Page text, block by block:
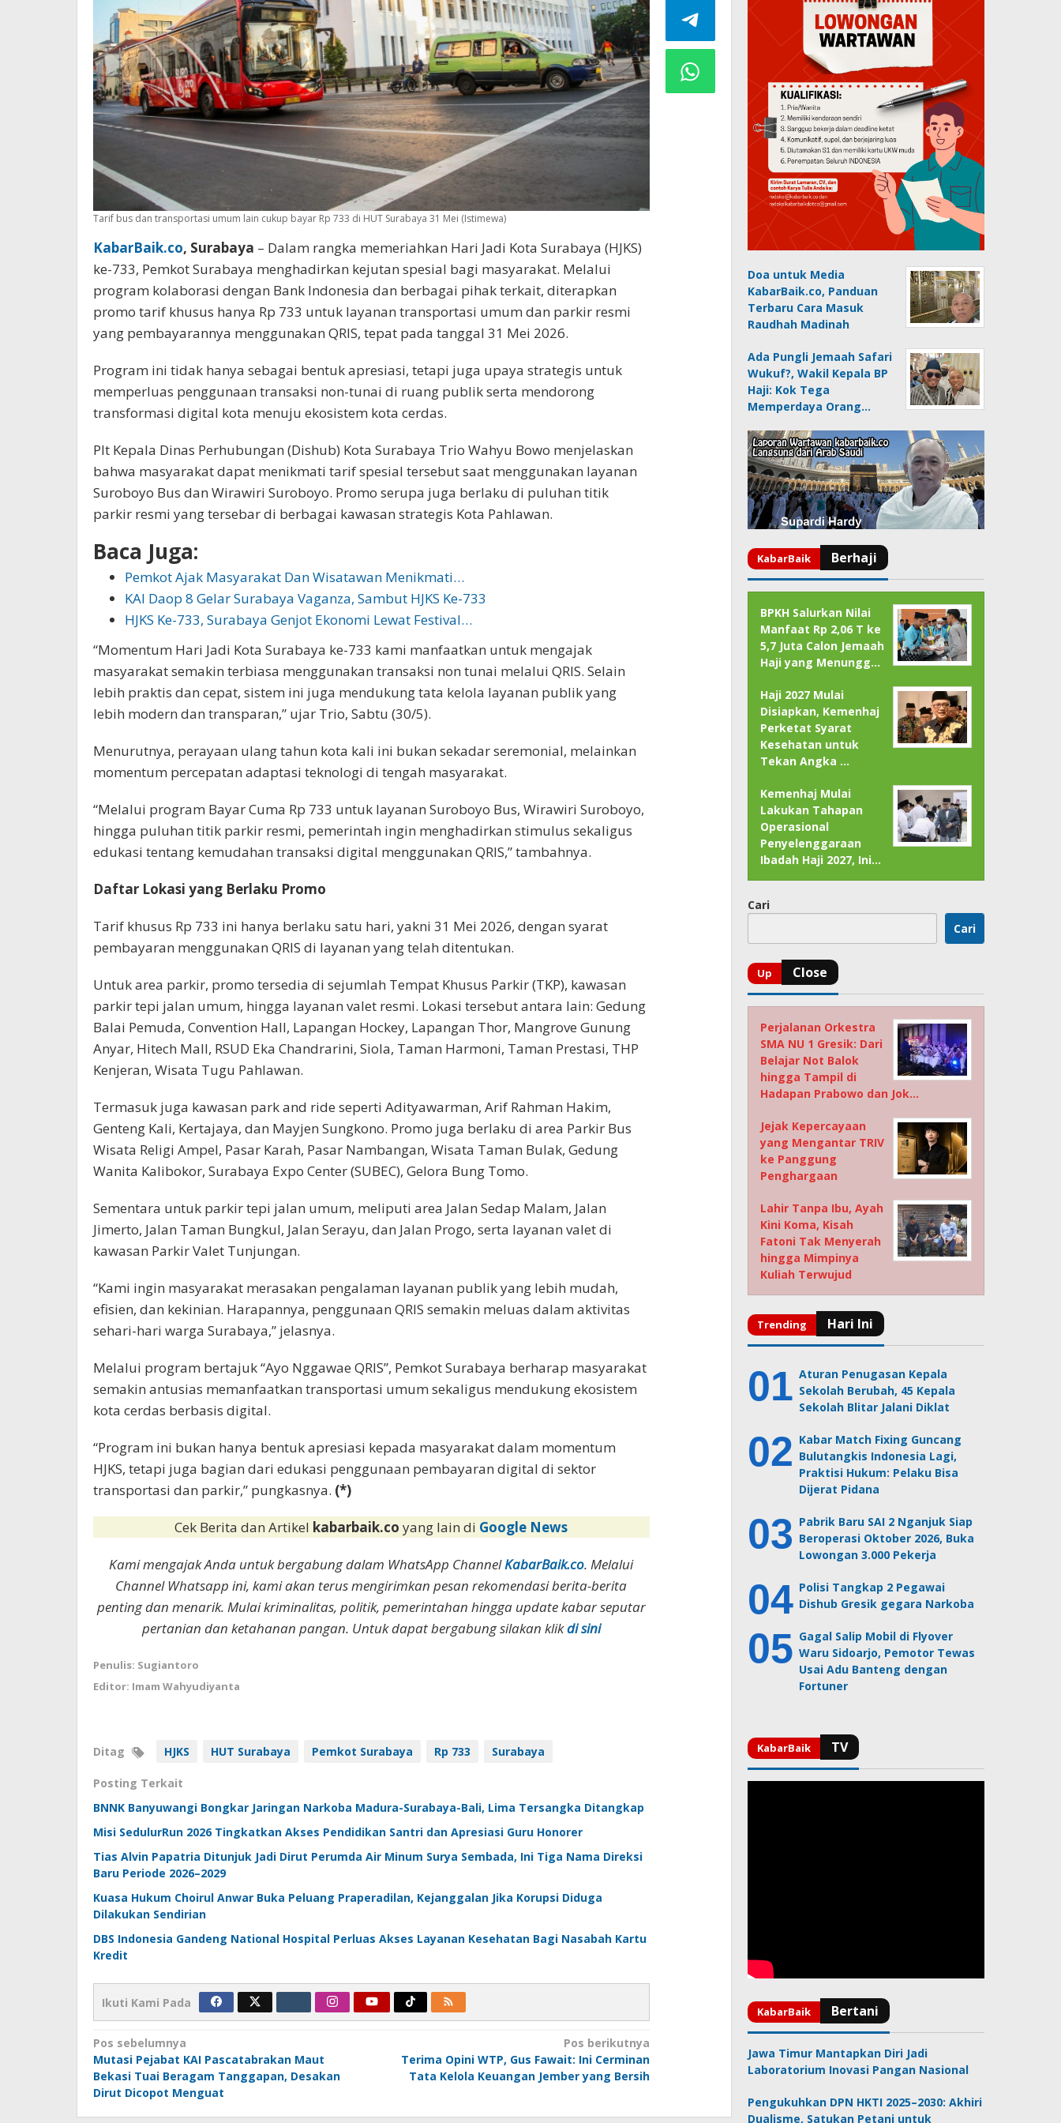
Tarif bus dan transportasi umum lain cukup bayar Rp 733 di HUT Surabaya 31 Mei (Istimewa)
KabarBaik.co, Surabaya – Dalam rangka memeriahkan Hari Jadi Kota Surabaya (HJKS)
ke-733, Pemkot Surabaya menghadirkan kejutan spesial bagi masyarakat. Melalui
program kolaborasi dengan Bank Indonesia dan berbagai pihak terkait, diterapkan
promo tarif khusus hanya Rp 733 untuk layanan transportasi umum dan parkir resmi
yang pembayarannya menggunakan QRIS, tepat pada tanggal 31 Mei 2026.
Program ini tidak hanya sebagai bentuk apresiasi, tetapi juga upaya strategis untuk
memperluas penggunaan transaksi non-tunai di ruang publik serta mendorong
transformasi digital kota menuju ekosistem kota cerdas.
Plt Kepala Dinas Perhubungan (Dishub) Kota Surabaya Trio Wahyu Bowo menjelaskan
bahwa masyarakat dapat menikmati tarif spesial tersebut saat menggunakan layanan
Suroboyo Bus dan Wirawiri Suroboyo. Promo serupa juga berlaku di puluhan titik
parkir resmi yang tersebar di berbagai kawasan strategis Kota Pahlawan.
Baca Juga:
Pemkot Ajak Masyarakat Dan Wisatawan Menikmati…
KAI Daop 8 Gelar Surabaya Vaganza, Sambut HJKS Ke-733
HJKS Ke-733, Surabaya Genjot Ekonomi Lewat Festival…
“Momentum Hari Jadi Kota Surabaya ke-733 kami manfaatkan untuk mengajak
masyarakat semakin terbiasa menggunakan transaksi non tunai melalui QRIS. Selain
lebih praktis dan cepat, sistem ini juga mendukung tata kelola layanan publik yang
lebih modern dan transparan,” ujar Trio, Sabtu (30/5).
Menurutnya, perayaan ulang tahun kota kali ini bukan sekadar seremonial, melainkan
momentum percepatan adaptasi teknologi di tengah masyarakat.
“Melalui program Bayar Cuma Rp 733 untuk layanan Suroboyo Bus, Wirawiri Suroboyo,
hingga puluhan titik parkir resmi, pemerintah ingin menghadirkan stimulus sekaligus
edukasi tentang kemudahan transaksi digital menggunakan QRIS,” tambahnya.
Daftar Lokasi yang Berlaku Promo
Tarif khusus Rp 733 ini hanya berlaku satu hari, yakni 31 Mei 2026, dengan syarat
pembayaran menggunakan QRIS di layanan yang telah ditentukan.
Untuk area parkir, promo tersedia di sejumlah Tempat Khusus Parkir (TKP), kawasan
parkir tepi jalan umum, hingga layanan valet resmi. Lokasi tersebut antara lain: Gedung
Balai Pemuda, Convention Hall, Lapangan Hockey, Lapangan Thor, Mangrove Gunung
Anyar, Hitech Mall, RSUD Eka Chandrarini, Siola, Taman Harmoni, Taman Prestasi, THP
Kenjeran, Wisata Tugu Pahlawan.
Termasuk juga kawasan park and ride seperti Adityawarman, Arif Rahman Hakim,
Genteng Kali, Kertajaya, dan Mayjen Sungkono. Promo juga berlaku di area Parkir Bus
Wisata Religi Ampel, Pasar Karah, Pasar Nambangan, Wisata Taman Bulak, Gedung
Wanita Kalibokor, Surabaya Expo Center (SUBEC), Gelora Bung Tomo.
Sementara untuk parkir tepi jalan umum, meliputi area Jalan Sedap Malam, Jalan
Jimerto, Jalan Taman Bungkul, Jalan Serayu, dan Jalan Progo, serta layanan valet di
kawasan Parkir Valet Tunjungan.
“Kami ingin masyarakat merasakan pengalaman layanan publik yang lebih mudah,
efisien, dan kekinian. Harapannya, penggunaan QRIS semakin meluas dalam aktivitas
sehari-hari warga Surabaya,” jelasnya.
Melalui program bertajuk “Ayo Nggawae QRIS”, Pemkot Surabaya berharap masyarakat
semakin antusias memanfaatkan transportasi umum sekaligus mendukung ekosistem
kota cerdas berbasis digital.
“Program ini bukan hanya bentuk apresiasi kepada masyarakat dalam momentum
HJKS, tetapi juga bagian dari edukasi penggunaan pembayaran digital di sektor
transportasi dan parkir,” pungkasnya. (*)
Cek Berita dan Artikel kabarbaik.coyang lain di Google News
Kami mengajak Anda untuk bergabung dalam WhatsApp ChannelKabarBaik.co. Melalui
Channel Whatsapp ini, kami akan terus mengirimkan pesan rekomendasi berita-berita
penting dan menarik. Mulai kriminalitas, politik, pemerintahan hingga update kabar seputar
pertanian dan ketahanan pangan. Untuk dapat bergabung silakan klikdi sini
Penulis: Sugiantoro
Editor: Imam Wahyudiyanta
Ditag HJKS HUT Surabaya Pemkot Surabaya Rp 733 Surabaya
Posting Terkait
BNNK Banyuwangi Bongkar Jaringan Narkoba Madura-Surabaya-Bali, Lima Tersangka Ditangkap
Misi SedulurRun 2026 Tingkatkan Akses Pendidikan Santri dan Apresiasi Guru Honorer
Tias Alvin Papatria Ditunjuk Jadi Dirut Perumda Air Minum Surya Sembada, Ini Tiga Nama Direksi
Baru Periode 2026–2029
Kuasa Hukum Choirul Anwar Buka Peluang Praperadilan, Kejanggalan Jika Korupsi Diduga
Dilakukan Sendirian
DBS Indonesia Gandeng National Hospital Perluas Akses Layanan Kesehatan Bagi Nasabah Kartu
Kredit
Ikuti Kami Pada
Navigasi
pos
Pos sebelumnya
Mutasi Pejabat KAI Pascatabrakan Maut
Bekasi Tuai Beragam Tanggapan, Desakan
Dirut Dicopot Menguat
Pos berikutnya
Terima Opini WTP, Gus Fawait: Ini Cerminan
Tata Kelola Keuangan Jember yang Bersih
Doa untuk Media
KabarBaik.co, Panduan
Terbaru Cara Masuk
Raudhah Madinah
Ada Pungli Jemaah Safari
Wukuf?, Wakil Kepala BP
Haji: Kok Tega
Memperdaya Orang…
BPKH Salurkan Nilai
Manfaat Rp 2,06 T ke
5,7 Juta Calon Jemaah
Haji yang Menungg…
Haji 2027 Mulai
Disiapkan, Kemenhaj
Perketat Syarat
Kesehatan untuk
Tekan Angka …
Kemenhaj Mulai
Lakukan Tahapan
Operasional
Penyelenggaraan
Ibadah Haji 2027, Ini…
Cari
Cari
Perjalanan Orkestra
SMA NU 1 Gresik: Dari
Belajar Not Balok
hingga Tampil di
Hadapan Prabowo dan Jok…
Jejak Kepercayaan
yang Mengantar TRIV
ke Panggung
Penghargaan
Lahir Tanpa Ibu, Ayah
Kini Koma, Kisah
Fatoni Tak Menyerah
hingga Mimpinya
Kuliah Terwujud
Aturan Penugasan Kepala
Sekolah Berubah, 45 Kepala
Sekolah Blitar Jalani Diklat
Kabar Match Fixing Guncang
Bulutangkis Indonesia Lagi,
Praktisi Hukum: Pelaku Bisa
Dijerat Pidana
Pabrik Baru SAI 2 Nganjuk Siap
Beroperasi Oktober 2026, Buka
Lowongan 3.000 Pekerja
Polisi Tangkap 2 Pegawai
Dishub Gresik gegara Narkoba
Gagal Salip Mobil di Flyover
Waru Sidoarjo, Pemotor Tewas
Usai Adu Banteng dengan
Fortuner
Jawa Timur Mantapkan Diri Jadi
Laboratorium Inovasi Pangan Nasional
Pengukuhkan DPN HKTI 2025–2030: Akhiri
Dualisme, Satukan Petani untuk